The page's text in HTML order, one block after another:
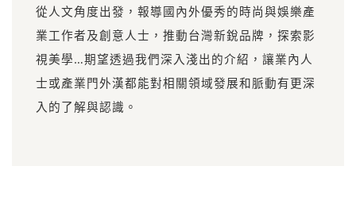
從人文角度出發，報導國內外優秀的時尚與娛樂產
業工作者及創意人士，推動台灣新銳品牌，探索影
視美學…期望透過我們深入淺出的介紹，讓業內人
士或產業門外漢都能對相關領域發展和脈動有更深
入的了解與認識。